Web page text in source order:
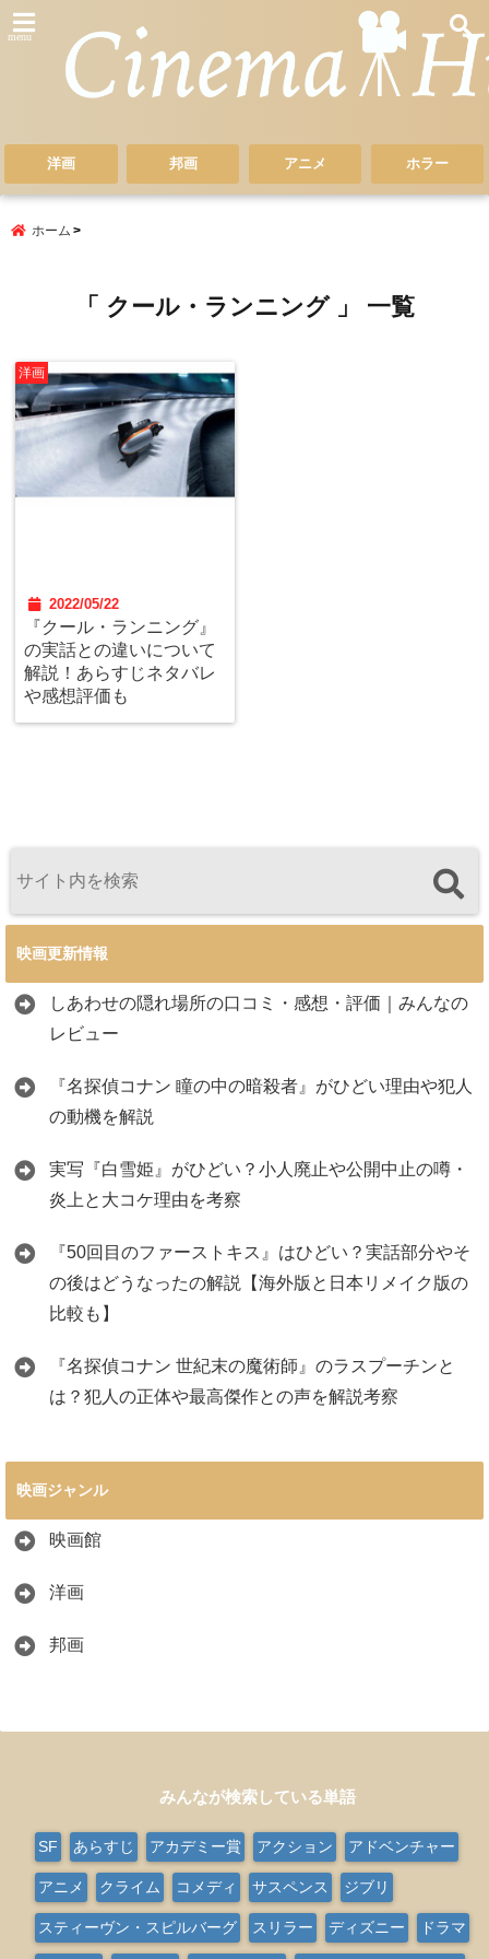
menu
洋画 邦画 アニメ ホラー
ホーム
「 クール・ランニング 」 一覧
洋画
2022/05/22
『クール・ランニング』
の実話との違いについて
解説！あらすじネタバレ
や感想評価も
映画更新情報
しあわせの隠れ場所の口コミ・感想・評価｜みんなの
レビュー
『名探偵コナン 瞳の中の暗殺者』がひどい理由や犯人
の動機を解説
実写『白雪姫』がひどい？小人廃止や公開中止の噂・
炎上と大コケ理由を考察
『50回目のファーストキス』はひどい？実話部分やそ
の後はどうなったの解説【海外版と日本リメイク版の
比較も】
『名探偵コナン 世紀末の魔術師』のラスプーチンと
は？犯人の正体や最高傑作との声を解説考察
映画ジャンル
映画館
洋画
邦画
みんなが検索している単語
SF あらすじ アカデミー賞 アクション アドベンチャー
アニメ クライム コメディ サスペンス ジブリ
スティーヴン・スピルバーグ スリラー ディズニー ドラマ